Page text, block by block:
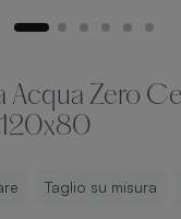
Acqua Zero
Taglio su misura